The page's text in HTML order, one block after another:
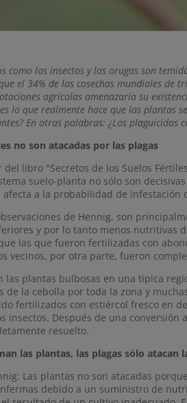
como los insectos y las orugas son
el 34% de las cosechas mundiales
agrícolas amenazaría su
lo que realmente hace que las plantas
En otras palabras: ¿Los plaguicidas
no son atacadas por las plagas
del libro "Secretos de los Suelos
suelo-planta no sólo son
afecta a la probabilidad de infestación
de Hennig, son
y por lo tanto menos nutritivas
las que fueron fertilizadas con
vecinos, por otra parte, fueron
las plantas bulbosas en una típica
de la cebolla por toda la zona y
fertilizados con estiércol fresco en
insectos. Después de una
resuelto.
las plantas, las plagas sólo atacan
Las plantas no son atacadas
debido a un suministro de